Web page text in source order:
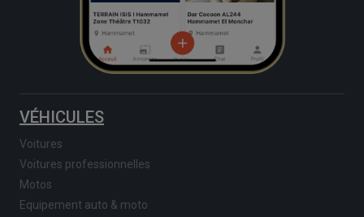
VÉHICULES
Voitures
Voitures professionnelles
Motos
Equipement auto & moto